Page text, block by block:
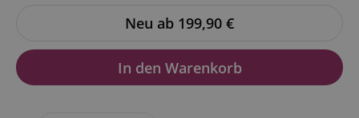
Neu ab 199,90 €
In den Warenkorb